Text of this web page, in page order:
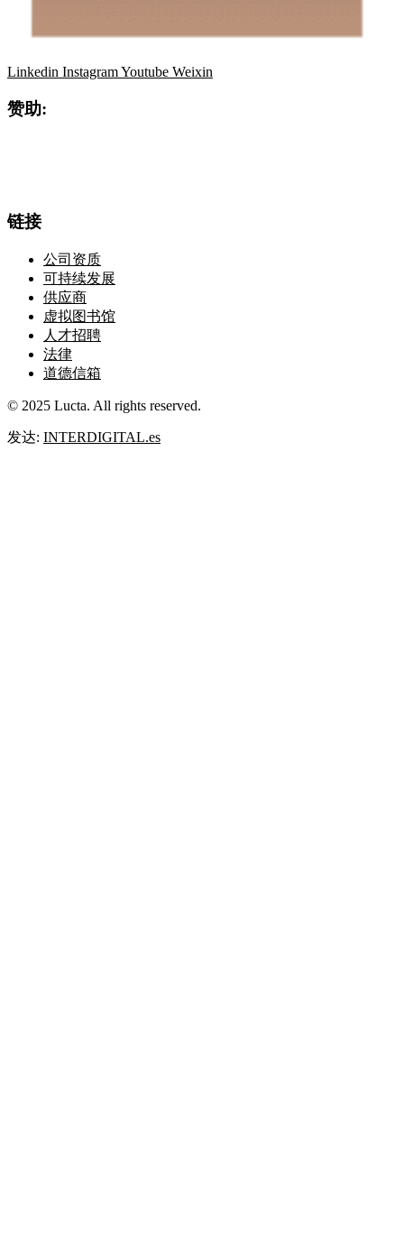
Linkedin InstagramYoutube Weixin
赞助:
链接
公司资质
可持续发展
供应商
虚拟图书馆
人才招聘
法律
道德信箱
© 2025 Lucta. All rights reserved.
发达: INTERDIGITAL.es